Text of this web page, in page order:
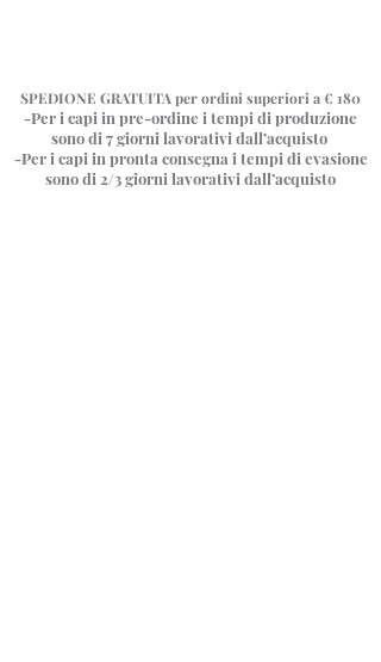
SPEDIONE GRATUITA per ordini superiori a € 180
-Per i capi in pre-ordine i tempi di produzione
sono di 7 giorni lavorativi dall’acquisto
-Per i capi in pronta consegna i tempi di evasione
sono di 2/3 giorni lavorativi dall’acquisto